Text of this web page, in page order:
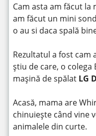
Cam asta am făcut
am făcut un mini
o au si daca spală
Rezultatul a fost cam
știu de care, o
mașină de spălat LG
Acasă, mama are
chinuiește când vine
animalele din curte.